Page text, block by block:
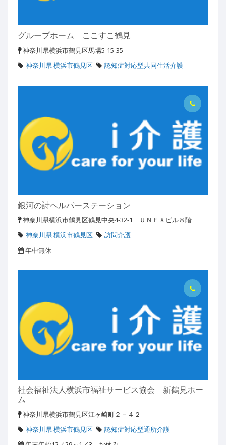
グループホーム ここすこ鶴見
神奈川県横浜市鶴見区馬場5-15-35
神奈川県 横浜市鶴見区
認知症対応型共同生活介護
銀河の詩ヘルパーステーション
神奈川県横浜市鶴見区鶴見中央4-32-1 ＵＮＥＸビル８階
神奈川県 横浜市鶴見区
訪問介護
年中無休
社会福祉法人横浜市福祉サービス協会 新鶴見ホー
ム
神奈川県横浜市鶴見区江ヶ崎町２－４２
神奈川県 横浜市鶴見区
認知症対応型通所介護